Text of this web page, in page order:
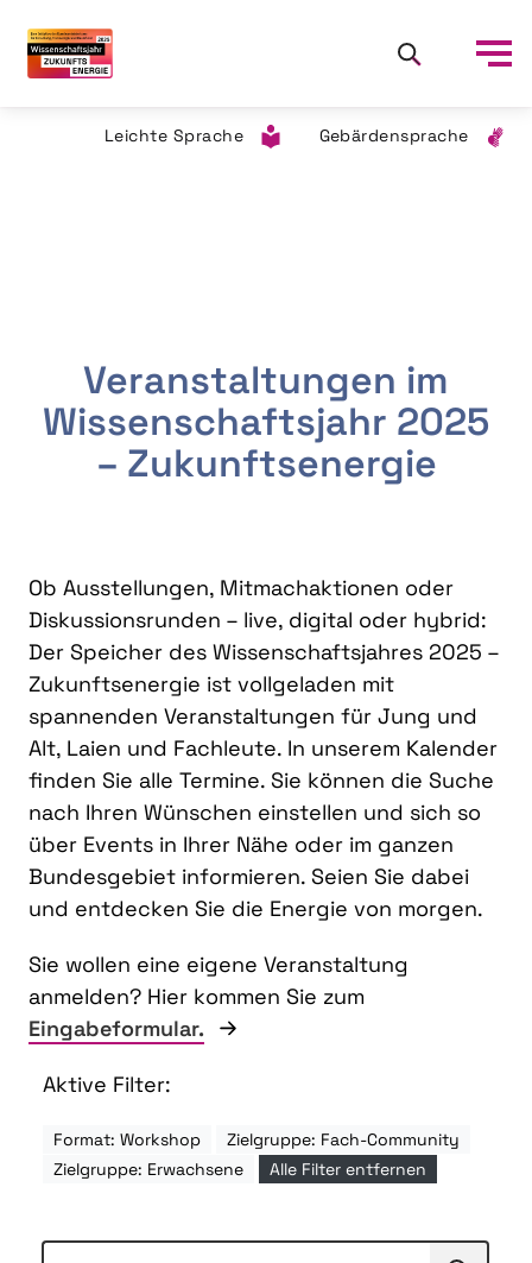
Leichte Sprache Gebärdensprache
Veranstaltungen im
Wissenschaftsjahr 2025
– Zukunftsenergie
Ob Ausstellungen, Mitmachaktionen oder
Diskussionsrunden – live, digital oder hybrid:
Der Speicher des Wissenschaftsjahres 2025 –
Zukunftsenergie ist vollgeladen mit
spannenden Veranstaltungen für Jung und
Alt, Laien und Fachleute. In unserem Kalender
finden Sie alle Termine. Sie können die Suche
nach Ihren Wünschen einstellen und sich so
über Events in Ihrer Nähe oder im ganzen
Bundesgebiet informieren. Seien Sie dabei
und entdecken Sie die Energie von morgen.
Sie wollen eine eigene Veranstaltung
anmelden? Hier kommen Sie zum
Eingabeformular.
Aktive Filter:
Format: Workshop
Zielgruppe: Fach-Community
Zielgruppe: Erwachsene
Alle Filter entfernen